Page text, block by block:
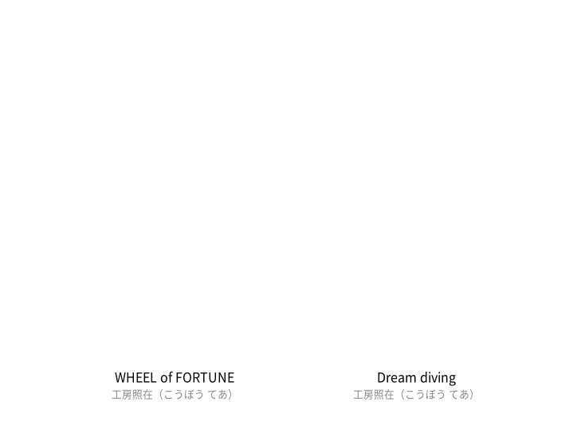
WHEEL of FORTUNE
工房照在（こうぼう てあ）
Dream diving
工房照在（こうぼう てあ）